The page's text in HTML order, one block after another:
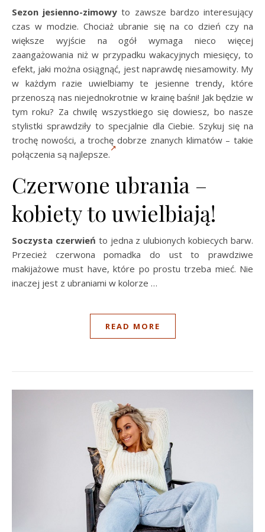
Sezon jesienno-zimowy to zawsze bardzo interesujący
czas w modzie. Chociaż ubranie się na co dzień czy na
większe wyjście na ogół wymaga nieco więcej
zaangażowania niż w przypadku wakacyjnych miesięcy, to
efekt, jaki można osiągnąć, jest naprawdę niesamowity. My
w każdym razie uwielbiamy te jesienne trendy, które
przenoszą nas niejednokrotnie w krainę baśni! Jak będzie w
tym roku? Za chwilę wszystkiego się dowiesz, bo nasze
stylistki sprawdziły to specjalnie dla Ciebie. Szykuj się na
trochę nowości, a trochę dobrze znanych klimatów – takie
połączenia są najlepsze.
Czerwone ubrania –
kobiety to uwielbiają!
Soczysta czerwień to jedna z ulubionych kobiecych barw.
Przecież czerwona pomadka do ust to prawdziwe
makijażowe must have, które po prostu trzeba mieć. Nie
inaczej jest z ubraniami w kolorze …
READ MORE